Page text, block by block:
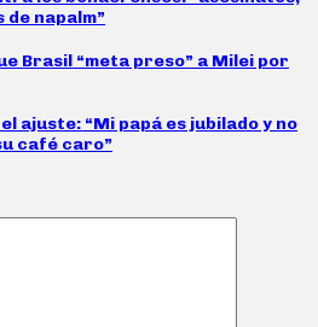
napalm”
Brasil “meta preso” a Milei por
ajuste: “Mi papá es jubilado y no
café caro”